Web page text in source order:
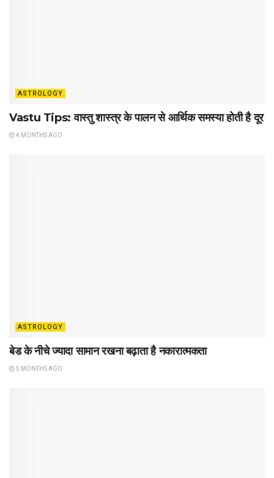
ASTROLOGY
Vastu Tips: वास्तु शास्त्र के पालन से आर्थिक समस्या होती है दूर
4 MONTHS AGO
ASTROLOGY
बेड के नीचे ज्यादा सामान रखना बढ़ाता है नकारात्मकता
5 MONTHS AGO